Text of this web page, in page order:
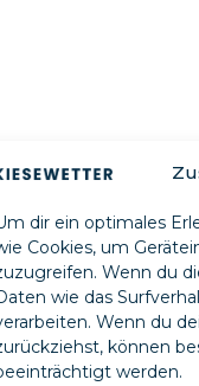
dir ein optimales
Cookies, um
Wenn du
wie das
Wenn du
können
werden.